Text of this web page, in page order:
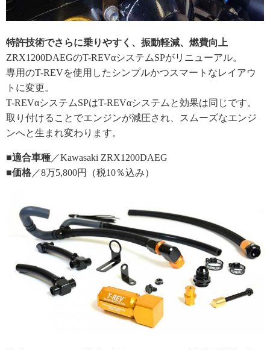
特許技術でさらに乗りやすく、振動軽減、燃費向上
ZRX1200DAEGのT-REVαシステムSPがリニューアル。
専用のT-REVを使用したシンプルかつスマートなレイアウ
トに変更。
T-REVαシステムSPはT-REVαシステムと効果は同じです。
取り付けることでエンジンが減圧され、スムーズなエンジ
ンへと生まれ変わります。
■適合車種 ／Kawasaki ZRX1200DAEG
■価格 ／8万5,800円（税10％込み）